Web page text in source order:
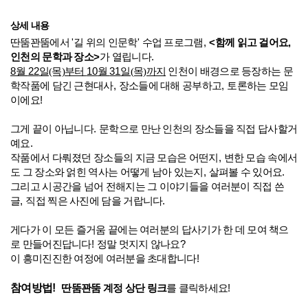
상세 내용
딴뚬꽌뚬에서'길 위의 인문학' 수업 프로그램, <함께 읽고 걸어요,
인천의 문학과 장소>가 열립니다.
8월 22일(목)부터 10월31일(목)까지 인천이 배경으로 등장하는 문
학작품에 담긴 근현대사, 장소들에 대해 공부하고, 토론하는 모임
이에요!
그게 끝이 아닙니다. 문학으로 만난 인천의 장소들을 직접 답사할거
예요.
작품에서 다뤄졌던 장소들의 지금 모습은 어떤지 , 변한 모습 속에서
도 그 장소와 얽힌 역사는 어떻게 남아 있는지 , 살펴볼 수 있어요.
그리고 시공간을 넘어 전해지는 그 이야기들을 여러분이 직접 쓴
글, 직접 찍은 사진에 담을 거랍니다.
게다가 이 모든 즐거움 끝에는 여러분의 답사기가 한 데 모여 책으
로 만들어진답니다! 정말 멋지지 않나요?
이 흥미진진한 여정에 여러분을 초대합니다!
참여방법! 딴뚬꽌뚬 계정 상단 링크를 클릭하세요!